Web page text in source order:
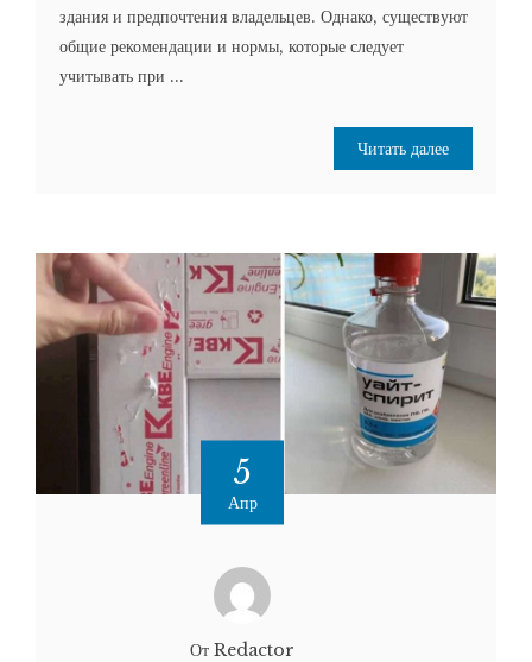
здания и предпочтения владельцев. Однако, существуют
общие рекомендации и нормы, которые следует
учитывать при ...
Читать далее
5
Апр
От Redactor